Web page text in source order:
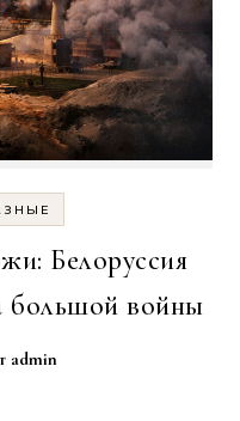
Белоруссия
большой войны
admin